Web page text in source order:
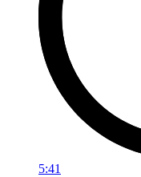
5:41